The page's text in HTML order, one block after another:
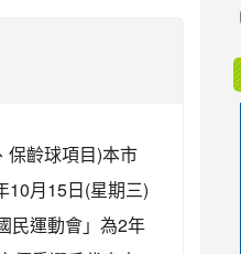
保齡球項目)本市
10月15日(星期三)
民運動會」為2年